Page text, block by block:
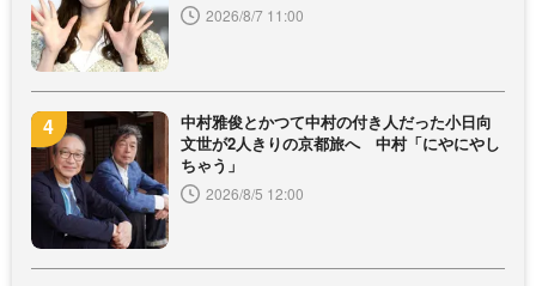
2026/8/7 11:00
中村雅俊とかつて中村の付き人だった小日向
文世が2人きりの京都旅へ 中村「にやにやし
ちゃう」
2026/8/5 12:00